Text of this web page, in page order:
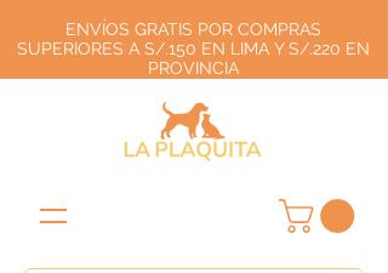
ENVÍOS GRATIS POR COMPRAS
SUPERIORES A S/.150 EN LIMA Y S/.220 EN
PROVINCIA